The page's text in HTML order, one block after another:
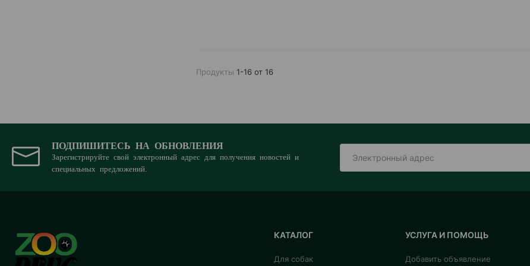
Продукты 1-16 от 16
ПОДПИШИТЕСЬ НА ОБНОВЛЕНИЯ
Зарегистрируйте свой электронный адрес для получения новостей и
специальных предложений.
КАТАЛОГ
Для собак
УСЛУГА И ПОМОЩЬ
Добавить объявление